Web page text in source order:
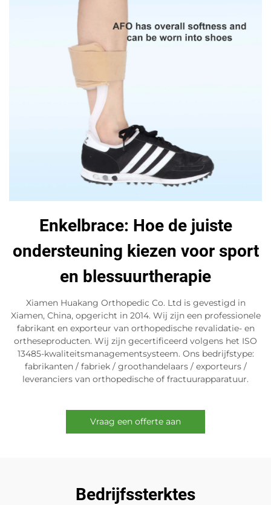
Enkelbrace: Hoe de juiste
ondersteuning kiezen voor sport
en blessuurtherapie
Xiamen Huakang Orthopedic Co. Ltd is gevestigd in
Xiamen, China, opgericht in 2014. Wij zijn een professionele
fabrikant en exporteur van orthopedische revalidatie- en
ortheseproducten. Wij zijn gecertificeerd volgens het ISO
13485-kwaliteitsmanagementsysteem. Ons bedrijfstype:
fabrikanten / fabriek / groothandelaars / exporteurs /
leveranciers van orthopedische of fractuurapparatuur.
Vraag een offerte aan
Bedrijfssterktes